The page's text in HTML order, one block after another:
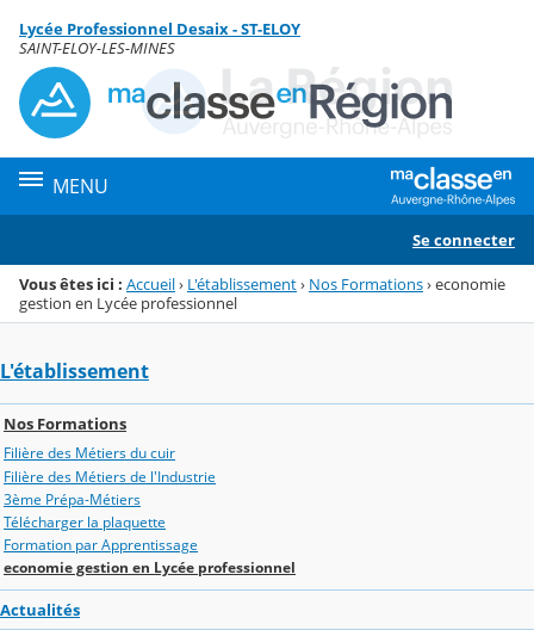
Menu de la rubrique
Contenu
Lycée Professionnel Desaix - ST-ELOY
SAINT-ELOY-LES-MINES
MENU
Se connecter
Vous êtes ici : Accueil› L'établissement› Nos Formations›economie
gestion en Lycée professionnel
L'établissement
Nos Formations
Filière des Métiers du cuir
Filière des Métiers de l'Industrie
3ème Prépa-Métiers
Télécharger la plaquette
Formation par Apprentissage
economie gestion en Lycée professionnel
Actualités